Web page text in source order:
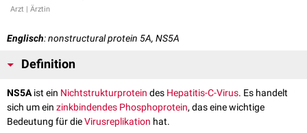
Arzt | Ärztin
Englisch: nonstructural protein 5A, NS5A
Definition
NS5Aist ein Nichtstrukturprotein des Hepatitis-C-Virus. Es handelt
sich um ein zinkbindendes Phosphoprotein, das eine wichtige
Bedeutung für dieVirusreplikation hat.